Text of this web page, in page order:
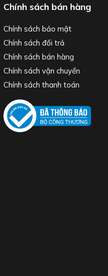
Chính sách bán hàng
Chính sách bảo mật
Chính sách đổi trả
Chính sách bán hàng
Chính sách vận chuyển
Chính sách thanh toán